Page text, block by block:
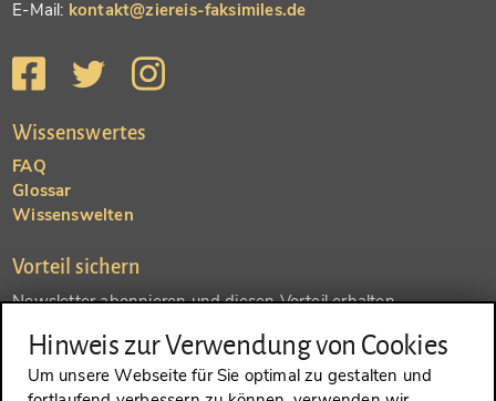
E-Mail: kontakt@ziereis-faksimiles.de
Wissenswertes
FAQ
Glossar
Wissenswelten
Vorteil sichern
Newsletter abonnieren und diesen Vorteil erhalten
SENDEN
Hinweis zur Verwendung von Cookies
Um unsere Webseite für Sie optimal zu gestalten und